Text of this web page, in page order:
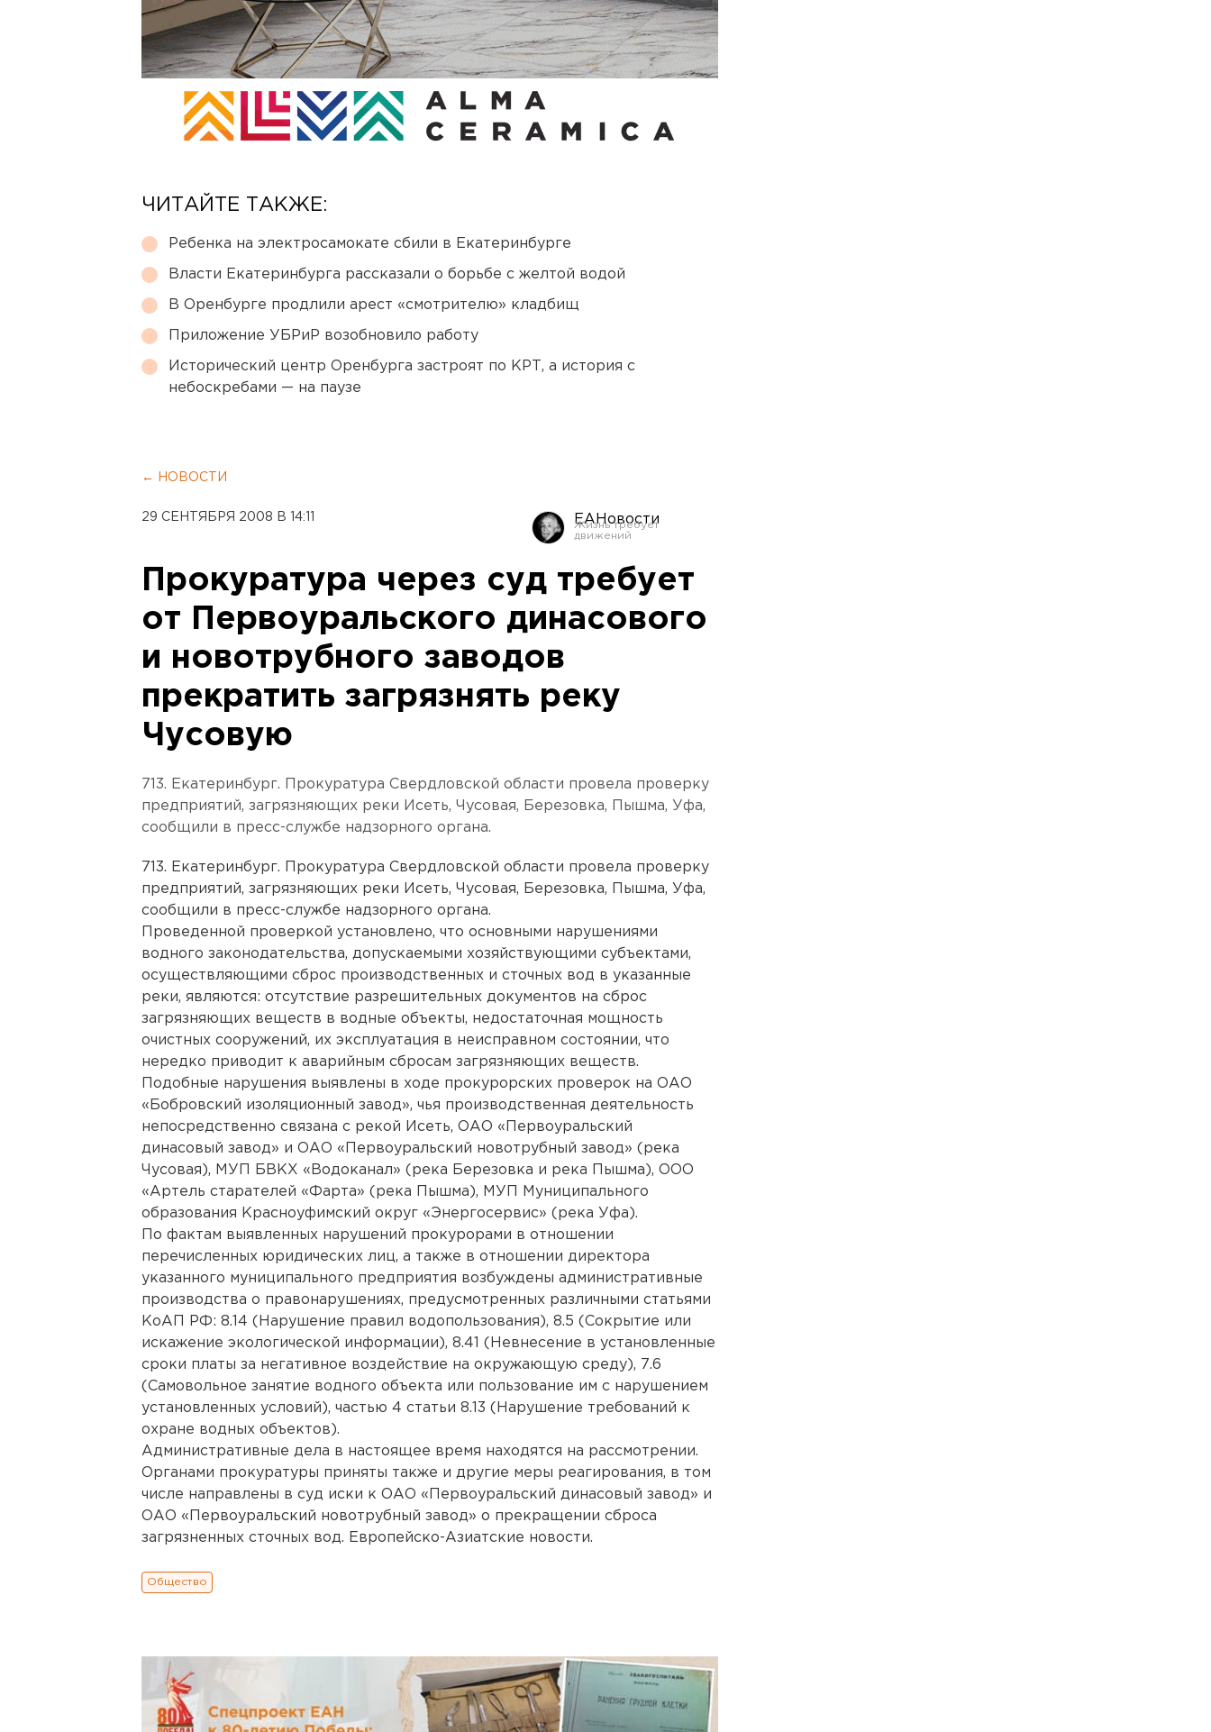
ЧИТАЙТЕ ТАКЖЕ:
Ребенка на электросамокате сбили в Екатеринбурге
Власти Екатеринбурга рассказали о борьбе с желтой водой
В Оренбурге продлили арест «смотрителю» кладбищ
Приложение УБРиР возобновило работу
Исторический центр Оренбурга застроят по КРТ, а история с
небоскребами — на паузе
← НОВОСТИ
29 СЕНТЯБРЯ 2008 В 14:11 ЕАНовости
Прокуратура через суд требует
от Первоуральского динасового
и новотрубного заводов
прекратить загрязнять реку
Чусовую
713. Екатеринбург. Прокуратура Свердловской области провела проверку
предприятий, загрязняющих реки Исеть, Чусовая, Березовка, Пышма, Уфа,
сообщили в пресс-службе надзорного органа.
713. Екатеринбург. Прокуратура Свердловской области провела проверку
предприятий, загрязняющих реки Исеть, Чусовая, Березовка, Пышма, Уфа,
сообщили в пресс-службе надзорного органа.
Проведенной проверкой установлено, что основными нарушениями
водного законодательства, допускаемыми хозяйствующими субъектами,
осуществляющими сброс производственных и сточных вод в указанные
реки, являются: отсутствие разрешительных документов на сброс
загрязняющих веществ в водные объекты, недостаточная мощность
очистных сооружений, их эксплуатация в неисправном состоянии, что
нередко приводит к аварийным сбросам загрязняющих веществ.
Подобные нарушения выявлены в ходе прокурорских проверок на ОАО
«Бобровский изоляционный завод», чья производственная деятельность
непосредственно связана с рекой Исеть, ОАО «Первоуральский
динасовый завод» и ОАО «Первоуральский новотрубный завод» (река
Чусовая), МУП БВКХ «Водоканал» (река Березовка и река Пышма), ООО
«Артель старателей «Фарта» (река Пышма), МУП Муниципального
образования Красноуфимский округ «Энергосервис» (река Уфа).
По фактам выявленных нарушений прокурорами в отношении
перечисленных юридических лиц, а также в отношении директора
указанного муниципального предприятия возбуждены административные
производства о правонарушениях, предусмотренных различными статьями
КоАП РФ: 8.14 (Нарушение правил водопользования), 8.5 (Сокрытие или
искажение экологической информации), 8.41 (Невнесение в установленные
сроки платы за негативное воздействие на окружающую среду), 7.6
(Самовольное занятие водного объекта или пользование им с нарушением
установленных условий), частью 4 статьи 8.13 (Нарушение требований к
охране водных объектов).
Административные дела в настоящее время находятся на рассмотрении.
Органами прокуратуры приняты также и другие меры реагирования, в том
числе направлены в суд иски к ОАО «Первоуральский динасовый завод» и
ОАО «Первоуральский новотрубный завод» о прекращении сброса
загрязненных сточных вод. Европейско-Азиатские новости.
Общество